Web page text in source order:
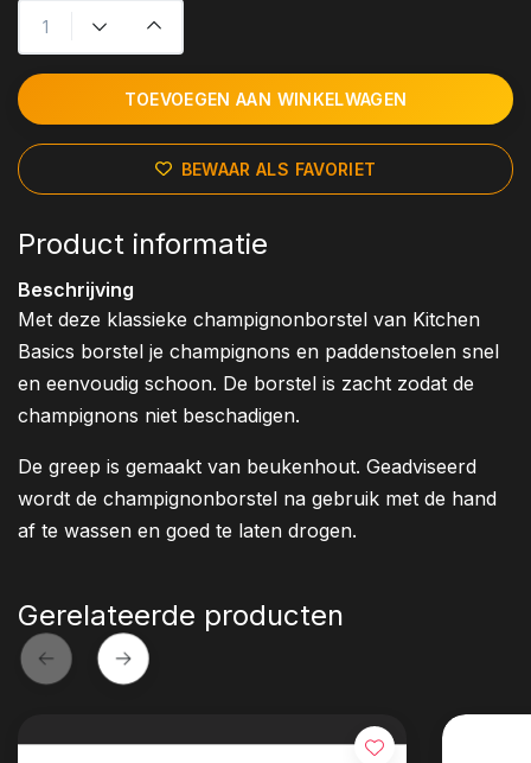
TOEVOEGEN AAN WINKELWAGEN
BEWAAR ALS FAVORIET
Product informatie
Beschrijving
Met deze klassieke champignonborstel van Kitchen
Basics borstel je champignons en paddenstoelen snel
en eenvoudig schoon. De borstel is zacht zodat de
champignons niet beschadigen.
De greep is gemaakt van beukenhout. Geadviseerd
wordt de champignonborstel na gebruik met de hand
af te wassen en goed te laten drogen.
Gerelateerde producten